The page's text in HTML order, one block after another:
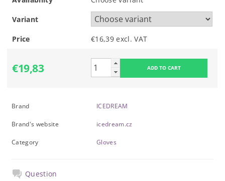
Variant
Price €16,39 excl. VAT
€19,83
Brand ICEDREAM
Brand's website icedream.cz
Category Gloves
Question